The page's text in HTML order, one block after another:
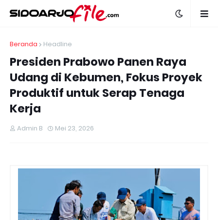
Beranda Headline
Presiden Prabowo Panen Raya
Udang di Kebumen, Fokus Proyek
Produktif untuk Serap Tenaga
Kerja
Admin B Mei 23, 2026